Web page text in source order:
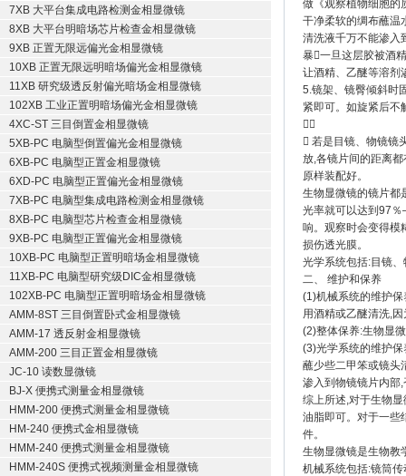
7XB 大平台集成电路检测金相显微镜
8XB 大平台明暗场芯片检查金相显微镜
9XB 正置无限远偏光金相显微镜
10XB 正置无限远明暗场偏光金相显微镜
11XB 研究级透反射偏光暗场金相显微镜
102XB 工业正置明暗场偏光金相显微镜
4XC-ST 三目倒置金相显微镜
5XB-PC 电脑型倒置偏光金相显微镜
6XB-PC 电脑型正置金相显微镜
6XD-PC 电脑型正置偏光金相显微镜
7XB-PC 电脑型集成电路检测金相显微镜
8XB-PC 电脑型芯片检查金相显微镜
9XB-PC 电脑型正置偏光金相显微镜
10XB-PC 电脑型正置明暗场金相显微镜
11XB-PC 电脑型研究级DIC金相显微镜
102XB-PC 电脑型正置明暗场金相显微镜
AMM-8ST 三目倒置卧式金相显微镜
AMM-17 透反射金相显微镜
AMM-200 三目正置金相显微镜
JC-10 读数显微镜
BJ-X 便携式测量金相显微镜
HMM-200 便携式测量金相显微镜
HM-240 便携式金相显微镜
HMM-240 便携式测量金相显微镜
HMM-240S 便携式视频测量金相显微镜
做《观察植物细胞的
干净柔软的绸布蘸温
清洗液千万不能渗入
暴一旦这层胶被酒
让酒精、乙醚等溶剂
5.镜架、镜臀倾斜时
紧即可。如旋紧后不

 若是目镜、物镜镜
放,各镜片间的距离
原样装配好。
生物显微镜的镜片都
光率就可以达到97
响。观察时会变得模
损伤透光膜。
光学系统包括:目镜
二、 维护和保养
(1)机械系统的维护
用酒精或乙醚清洗,
(2)整体保养:生物显
(3)光学系统的维护
蘸少些二甲笨或镜头
渗入到物镜镜片内部
综上所述,对于生物
油脂即可。对于一些
件。
生物显微镜是生物教
机械系统包括:镜筒